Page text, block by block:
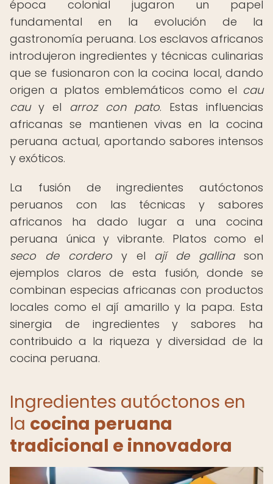
época colonial jugaron un papel
fundamental en la evolución de la
gastronomía peruana. Los esclavos africanos
introdujeron ingredientes y técnicas culinarias
que se fusionaron con la cocina local, dando
origen a platos emblemáticos como el cau
cauy el arroz con pato. Estas influencias
africanas se mantienen vivas en la cocina
peruana actual, aportando sabores intensos
y exóticos.
La fusión de ingredientes autóctonos
peruanos con las técnicas y sabores
africanos ha dado lugar a una cocina
peruana única y vibrante. Platos como el
seco de corderoy el ají de gallinason
ejemplos claros de esta fusión, donde se
combinan especias africanas con productos
locales como el ají amarillo y la papa. Esta
sinergia de ingredientes y sabores ha
contribuido a la riqueza y diversidad de la
cocina peruana.
Ingredientes autóctonos en
la cocina peruana
tradicional e innovadora